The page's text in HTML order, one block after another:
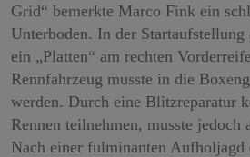
Grid“ bemerkte Marco Fink ein
Unterboden. In der Startaufstellung
ein „Platten“ am rechten
Rennfahrzeug musste in die
werden. Durch eine Blitzreparatur
Rennen teilnehmen, musste jedoch
Nach einer fulminanten Aufholjagd